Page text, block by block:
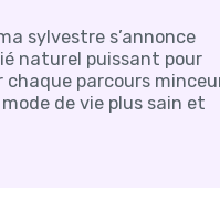
sylvestre s’annonce
naturel puissant pour
chaque parcours
de vie plus sain et